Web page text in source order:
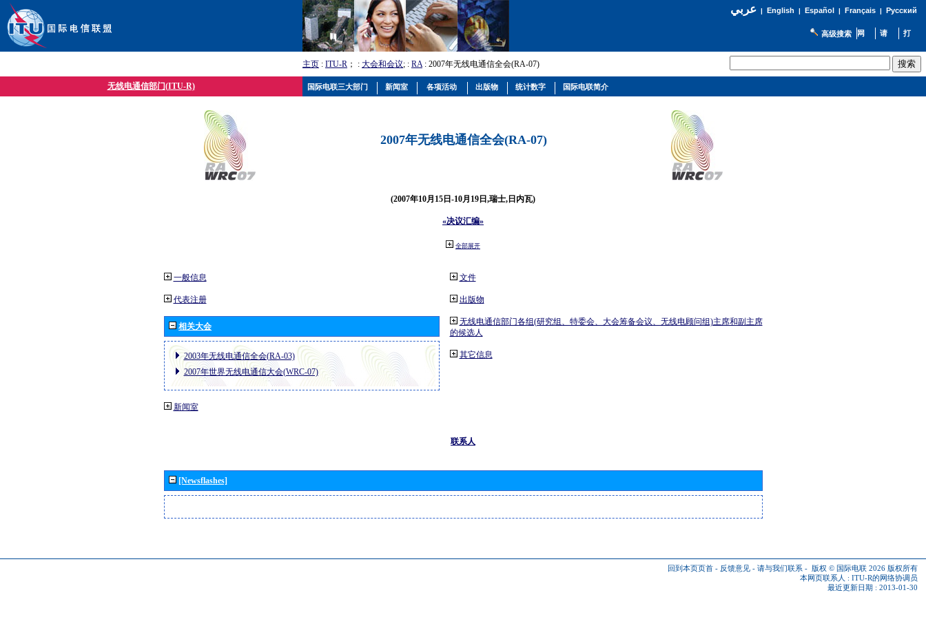
عربي| English | Español | Français| Русский
高级搜索
主页 : ITU-R ； : 大会和会议; : RA: 2007年无线电通信全会(RA-07)
无线电通信部门(ITU-R)
2007年无线电通信全会(RA-07)
(2007年10月15日-10月19日,瑞士,日内瓦)
«决议汇编»
全部展开
一般信息
代表注册
相关大会
2003年无线电通信全会(RA-03)
2007年世界无线电通信大会(WRC-07)
新闻室
文件
出版物
无线电通信部门各组(研究组、特委会、大会筹备会议、无线电顾问组)主席和副主席
的候选人
其它信息
联系人
[Newsflashes]
回到本页页首 - 反馈意见 - 请与我们联系 - 版权 © 国际电联 2026 版权所有
本网页联系人 : ITU-R的网络协调员
最近更新日期 : 2013-01-30
国际电联三大部门 新闻室 各项活动 出版物 统计数字 国际电联简介